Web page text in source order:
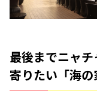
最後までニャ
寄りたい「海の